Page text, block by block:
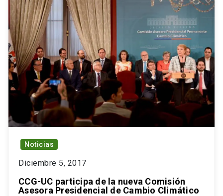
Noticias
Diciembre 5, 2017
CCG-UC participa de la nueva Comisión
Asesora Presidencial de Cambio Climático